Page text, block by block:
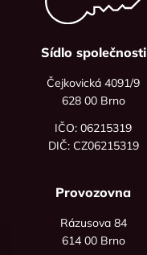
Sídlo společnosti
Čejkovická 4091/9
628 00 Brno
IČO: 06215319
DIČ: CZ06215319
Provozovna
Rázusova 84
614 00 Brno